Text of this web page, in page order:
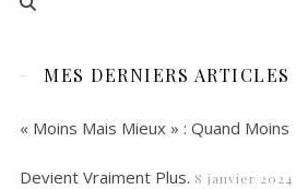
MES DERNIERS ARTICLES
« Moins Mais Mieux » : Quand Moins
Devient Vraiment Plus. 8 janvier 2024